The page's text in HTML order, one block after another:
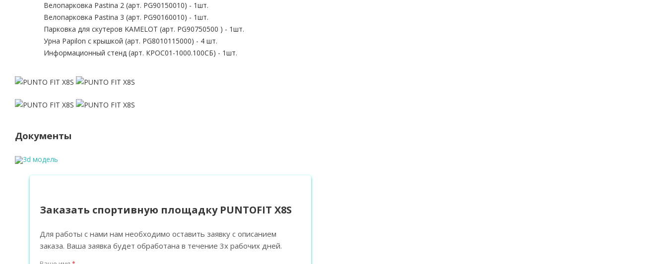
Велопарковка Pastina 2 (арт. PG90150010) - 1шт.
Велопарковка Pastina 3 (арт. PG90160010) - 1шт.
Парковка для скутеров KAMELOT (арт. PG90750500 ) - 1шт.
Урна Papilon с крышкой (арт. PG8010115000) - 4 шт.
Информационный стенд (арт. КРОС01-1000.100СБ) - 1шт.
Документы
3d модель
Заказать спортивную площадку PUNTOFIT X8S
Для работы с нами нам необходимо оставить заявку с описанием
заказа. Ваша заявка будет обработана в течение 3х рабочих дней.